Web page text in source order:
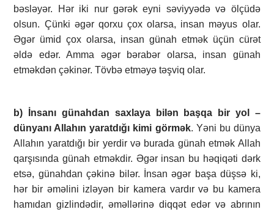
bəsləyər. Hər iki nur gərək eyni səviyyədə və ölçüdə
olsun. Çünki əgər qorxu çox olarsa, insan məyus olar.
Əgər ümid çox olarsa, insan günah etmək üçün cürət
əldə edər. Amma əgər bərabər olarsa, insan günah
etməkdən çəkinər. Tövbə etməyə təşviq olar.
b) İnsanı günahdan saxlaya bilən başqa bir yol –
dünyanı Allahın yaratdığı kimi görmək. Yəni bu dünya
Allahın yaratdığı bir yerdir və burada günah etmək Allah
qarşısında günah etməkdir. Əgər insan bu həqiqəti dərk
etsə, günahdan çəkinə bilər. İnsan əgər başa düşsə ki,
hər bir əməlini izləyən bir kamera vardır və bu kamera
hamıdan gizlindədir, əməllərinə diqqət edər və abrının